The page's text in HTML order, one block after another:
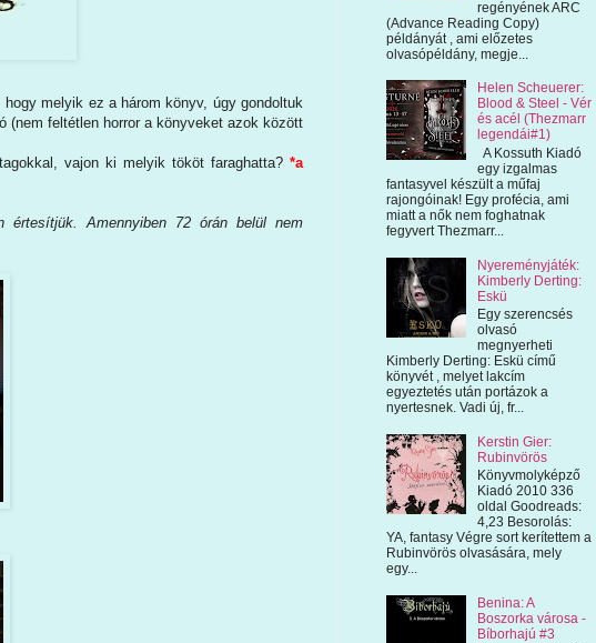
melyik ez a három könyv, úgy gondoltuk
(nem feltétlen horror a könyveket azok között
vajon ki melyik tököt faraghatta? *a
értesítjük. Amennyiben 72 órán belül nem
regényének ARC
(Advance Reading Copy)
példányát , ami előzetes
olvasópéldány, megje...
Helen Scheuerer:
Blood & Steel - Vér
és acél (Thezmarr
legendái#1)
A Kossuth Kiadó
egy izgalmas
fantasyvel készült a műfaj
rajongóinak! Egy profécia, ami
miatt a nők nem foghatnak
fegyvert Thezmarr...
Nyereményjáték:
Kimberly Derting:
Eskü
Egy szerencsés
olvasó
megnyerheti
Kimberly Derting: Eskü című
könyvét , melyet lakcím
egyeztetés után portázok a
nyertesnek. Vadi új, fr...
Kerstin Gier:
Rubinvörös
Könyvmolyképző
Kiadó 2010 336
oldal Goodreads:
4,23 Besorolás:
YA, fantasy Végre sort kerítettem a
Rubinvörös olvasására, mely
egy...
Benina: A
Boszorka városa -
Bíborhajú #3